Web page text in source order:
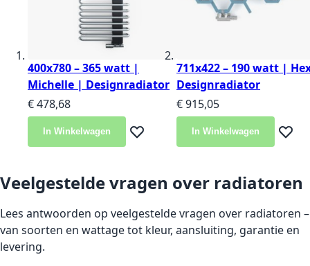
400x780 – 365 watt |
Michelle | Designradiator
€ 478,68
In Winkelwagen Voeg toe aan verlanglijst
711x422 – 190 watt |
Designradiator
€ 915,05
In Winkelwagen
Veelgestelde vragen over radiatoren
Lees antwoorden op veelgestelde vragen over radiatoren –
van soorten en wattage tot kleur, aansluiting, garantie en
levering.